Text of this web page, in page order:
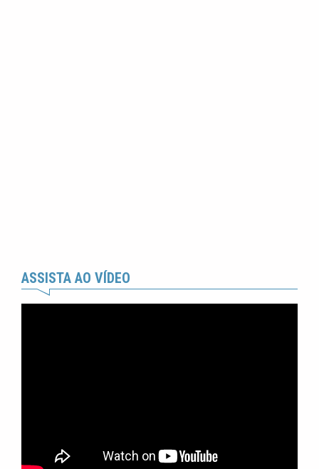
ASSISTA AO VÍDEO